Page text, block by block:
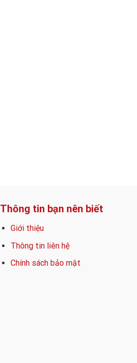
Thông tin bạn nên biết
Giới thiệu
Thông tin liên hệ
Chính sách bảo mật